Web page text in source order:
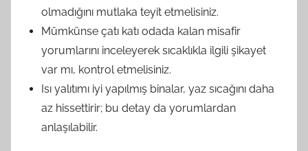
olmadığını mutlaka teyit etmelisiniz.
Mümkünse çatı katı odada kalan misafir
yorumlarını inceleyerek sıcaklıkla ilgili şikayet
var mı, kontrol etmelisiniz.
Isı yalıtımı iyi yapılmış binalar, yaz sıcağını daha
az hissettirir; bu detay da yorumlardan
anlaşılabilir.